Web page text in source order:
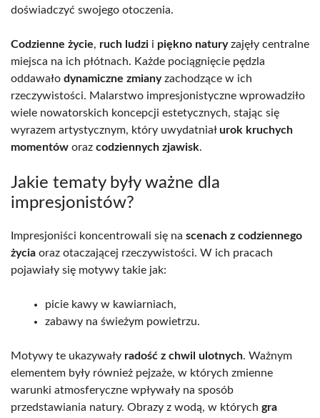
doświadczyć swojego otoczenia.
Codzienne życie, ruch ludzi i piękno naturyzajęły centralne
miejsca na ich płótnach. Każde pociągnięcie pędzla
oddawało dynamiczne zmianyzachodzące w ich
rzeczywistości. Malarstwo impresjonistyczne wprowadziło
wiele nowatorskich koncepcji estetycznych, stając się
wyrazem artystycznym, który uwydatniałurok kruchych
momentów oraz codziennych zjawisk.
Jakie tematy były ważne dla
impresjonistów?
Impresjoniści koncentrowali się na scenach z codziennego
życia oraz otaczającej rzeczywistości. W ich pracach
pojawiały się motywy takie jak:
picie kawy w kawiarniach,
zabawy na świeżym powietrzu.
Motywy te ukazywały radość z chwil ulotnych. Ważnym
elementem były również pejzaże, w których zmienne
warunki atmosferyczne wpływały na sposób
przedstawiania natury. Obrazy z wodą, w których gra